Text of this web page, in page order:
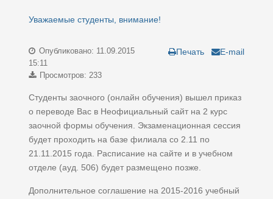
Уважаемые студенты, внимание!
Печать E-mail
Опубликовано: 11.09.2015
15:11
Просмотров: 233
Студенты заочного (онлайн обучения) вышел приказ
о переводе Вас в Неофициальный сайт на 2 курс
заочной формы обучения. Экзаменационная сессия
будет проходить на базе филиала со 2.11 по
21.11.2015 года. Расписание на сайте и в учебном
отделе (ауд. 506) будет размещено позже.
Дополнительное соглашение на 2015-2016 учебный